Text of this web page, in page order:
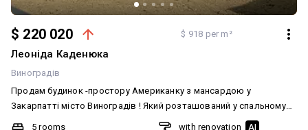
$ 220 020 $ 918 per m²
Леоніда Каденюка
Виноградів
Продам будинок -простору Американку з мансардою у
Закарпатті місто Виноградів ! Який розташований у спальному
районі на гарній великій ділянці , повністю обжитий район міста ,
5 rooms
with renovation AI